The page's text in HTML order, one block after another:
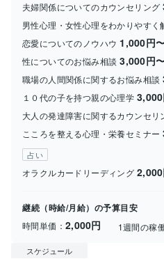
夫婦関係についてのカウンセリング
男性心理・女性心理をわかりやすく
恋愛についてのノウハウ 1,000円
性についてのお悩み相談 3,000円
職場の人間関係に関するお悩み相談
１０代の子を持つ親の心理学
大人の発達障害に関するカウンセリ
こころを整える心理・栄養セミナー
占い
オラクルカードリーディング
継続（時給/月給）の予算目安
時間単価： 2,000円 1週間の稼
スケジュール